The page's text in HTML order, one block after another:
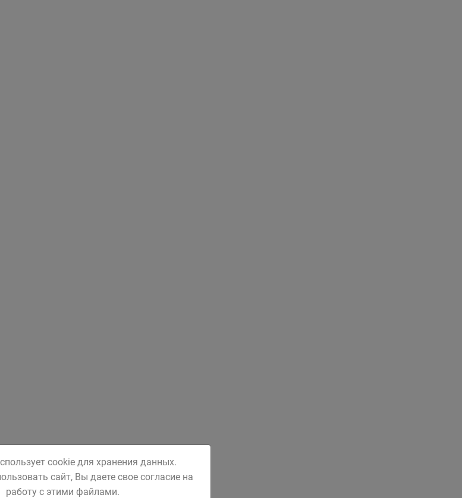
cookie для хранения данных.
сайт, Вы даете свое согласие на
работу с этими файлами.